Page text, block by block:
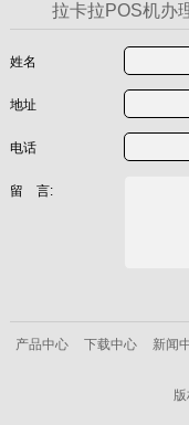
拉卡拉POS机办
姓名
地址
电话
留 言:
产品中心 下载中心 新闻